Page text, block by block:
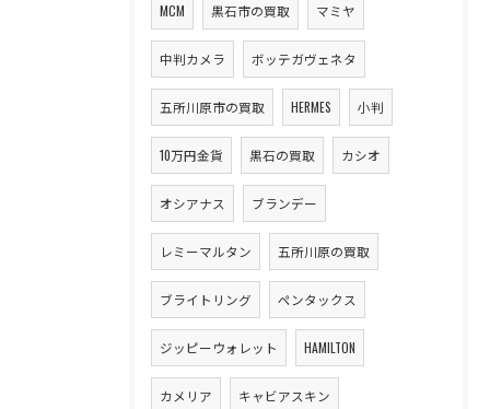
MCM 黒石市の買取 マミヤ
中判カメラ ボッテガヴェネタ
五所川原市の買取 HERMES 小判
10万円金貨 黒石の買取 カシオ
オシアナス ブランデー
レミーマルタン 五所川原の買取
ブライトリング ペンタックス
ジッピーウォレット HAMILTON
カメリア キャビアスキン